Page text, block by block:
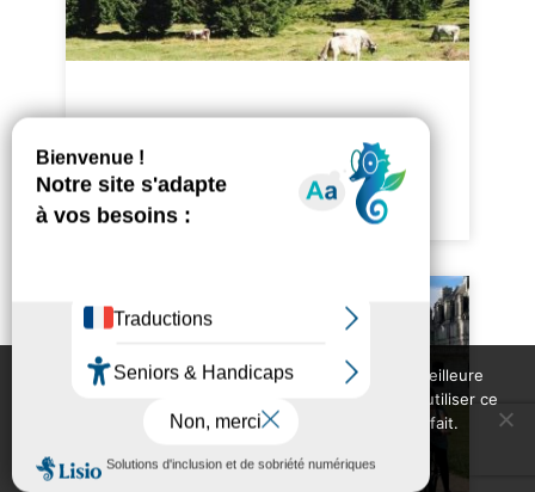
Tour de la Zugspitze –
Chamina Voyages
Nous utilisons des cookies pour vous garantir la meilleure
expérience sur notre site web. Si vous continuez à utiliser ce
site, nous supposerons que vous en êtes satisfait.